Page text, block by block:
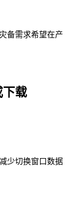
备需求希望在产
下载
少切换窗口数据